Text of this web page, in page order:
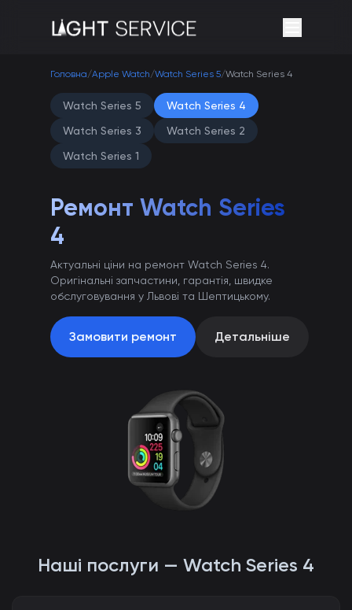
Головна/Apple Watch/Watch Series 5/Watch Series 4
Watch Series 5
Watch Series 4
Watch Series 3
Watch Series 2
Watch Series 1
Ремонт Watch Series
4
Актуальні ціни на ремонт Watch Series 4.
Оригінальні запчастини, гарантія, швидке
обслуговування у Львові та Шептицькому.
Замовити ремонт Детальніше
Наші послуги — Watch Series 4